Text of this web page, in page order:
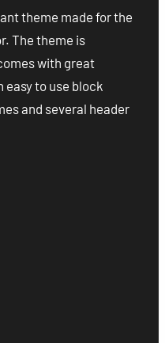
theme made for the
The theme is
with great
easy to use block
and several header